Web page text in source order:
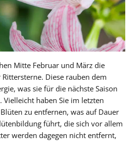
Mitte Februar und März die
Diese rauben dem
was sie für die nächste Saison
haben Sie im letzten
zu entfernen, was auf Dauer
führt, die sich vor allem
werden dagegen nicht entfernt,